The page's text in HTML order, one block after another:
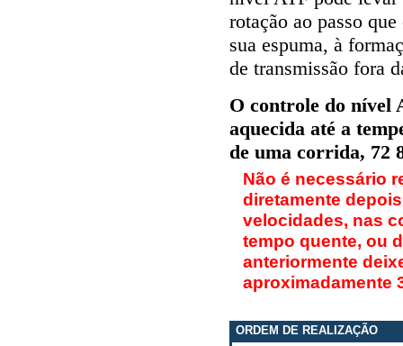
rotação ao passo
sua espuma, à
de transmissão fora
O controle do nível
aquecida até a
de uma corrida, 72
Não é necessário
diretamente
velocidades, nas
tempo quente, ou
anteriormente
aproximadamente
ORDEM DE REALIZAÇÃO